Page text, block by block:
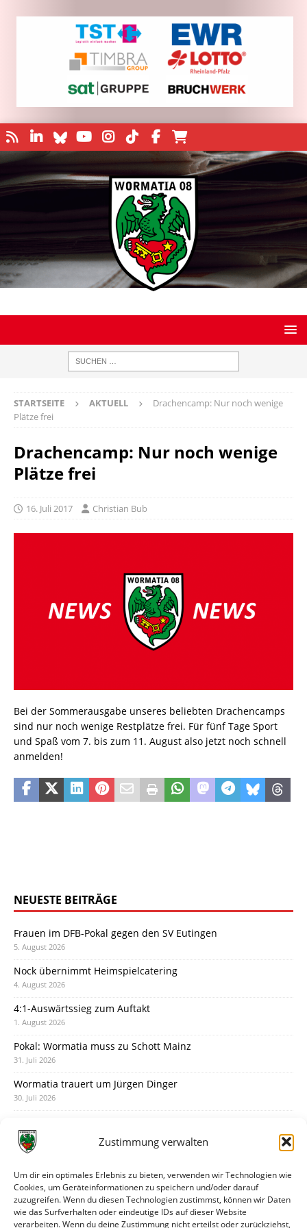
Zustimmung verwalten
Um dir ein optimales Erlebnis zu bieten, verwenden wir Technologien wie
Cookies, um Geräteinformationen zu speichern und/oder darauf
zuzugreifen. Wenn du diesen Technologien zustimmst, können wir Daten
wie das Surfverhalten oder eindeutige IDs auf dieser Website
verarbeiten. Wenn du deine Zustimmung nicht erteilst oder zurückziehst,
STARTSEITE AKTUELL
Drachencamp: Nur noch wenige
Plätze frei
Drachencamp: Nur noch wenige
Plätze frei
16. Juli 2017 Christian Bub
Bei der Sommerausgabe unseres beliebten Drachencamps
sind nur noch wenige Restplätze frei. Für fünf Tage Sport
und Spaß vom 7. bis zum 11. August also jetzt noch schnell
anmelden!
NEUESTE BEITRÄGE
Frauen im DFB-Pokal gegen den SV Eutingen
5. August 2026
Nock übernimmt Heimspielcatering
4. August 2026
4:1-Auswärtssieg zum Auftakt
1. August 2026
Pokal: Wormatia muss zu Schott Mainz
31. Juli 2026
Wormatia trauert um Jürgen Dinger
30. Juli 2026
28. Juli 2026
28. Juli 2026
Neue Podcast-Folge: So tickt Björn!
27. Juli 2026